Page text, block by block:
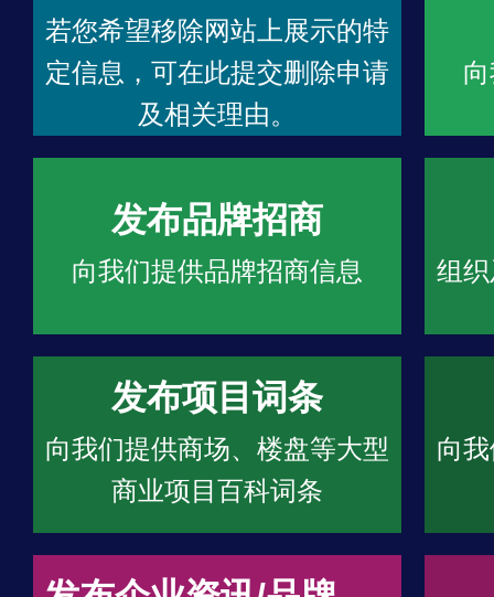
若您希望移除网站上展示的特
定信息，可在此提交删除申请
及相关理由。
发布品牌招商
向我们提供品牌招商信息 组
发布项目词条
向我们提供商场、楼盘等大型
商业项目百科词条
向